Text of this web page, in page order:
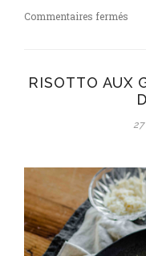
Commentaires fermés
aux
RISOTTO AUX